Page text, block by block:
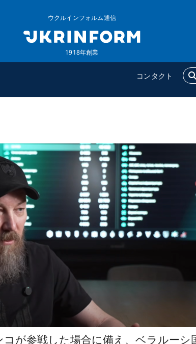
ウクルインフォルム通信
1918年創業
コンタクト
フォルムについ
特集
インタビュー
写真
動画
が参戦した場合に備え、ベラルーシ